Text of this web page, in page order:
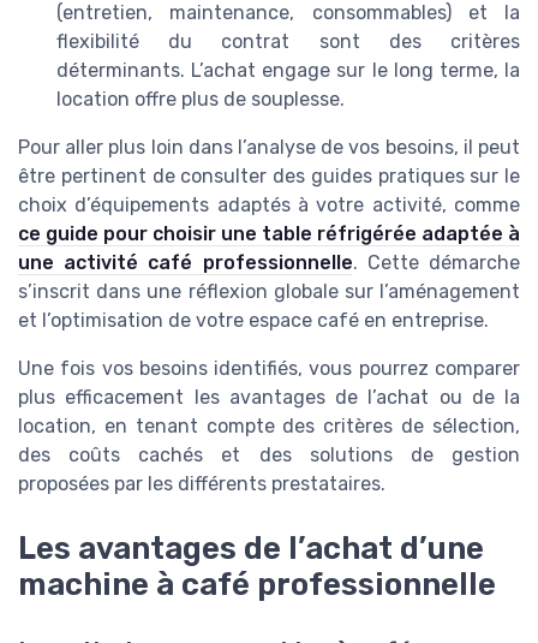
(entretien, maintenance, consommables) et la
flexibilité du contrat sont des critères
déterminants. L’achat engage sur le long terme, la
location offre plus de souplesse.
Pour aller plus loin dans l’analyse de vos besoins, il peut
être pertinent de consulter des guides pratiques sur le
choix d’équipements adaptés à votre activité, comme
ce guide pour choisir une table réfrigérée adaptée à
une activité café professionnelle. Cette démarche
s’inscrit dans une réflexion globale sur l’aménagement
et l’optimisation de votre espace café en entreprise.
Une fois vos besoins identifiés, vous pourrez comparer
plus efficacement les avantages de l’achat ou de la
location, en tenant compte des critères de sélection,
des coûts cachés et des solutions de gestion
proposées par les différents prestataires.
Les avantages de l’achat d’une
machine à café professionnelle